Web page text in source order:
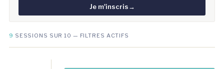
Je m'inscris→
9 SESSIONS SUR 10 — FILTRES ACTIFS